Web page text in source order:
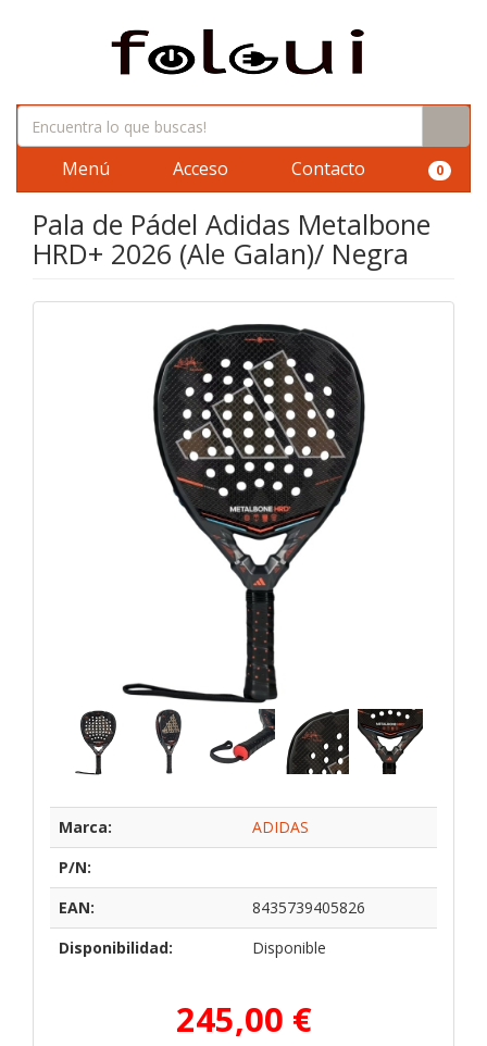
Menú Acceso Contacto 0
Pala de Pádel Adidas Metalbone
HRD+ 2026 (Ale Galan)/ Negra
Marca:
ADIDAS
P/N:
EAN:
8435739405826
Disponibilidad:
Disponible
245,00 €